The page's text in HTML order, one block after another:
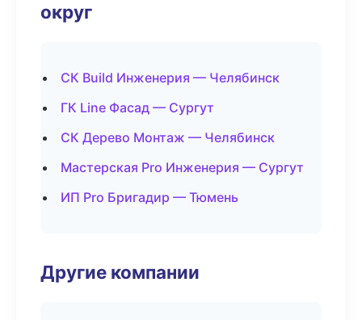
округ
СК Build Инженерия — Челябинск
ГК Line Фасад — Сургут
СК Дерево Монтаж — Челябинск
Мастерская Pro Инженерия — Сургут
ИП Pro Бригадир — Тюмень
Другие компании